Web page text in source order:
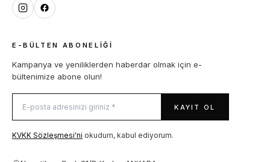
E-BÜLTEN ABONELIĞI
Kampanya ve yeniliklerden haberdar olmak için e-
bültenimize abone olun!
KAYIT OL
KVKK Sözleşmesi'ni okudum, kabul ediyorum.